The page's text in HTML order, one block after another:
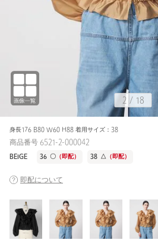
身長176 B80 W60 H88 着用サイズ：38
2 / 18
商品番号 6521-2-000042
BEIGE 36 〇（即配） 38 △ （即配）
即配について
BLACK